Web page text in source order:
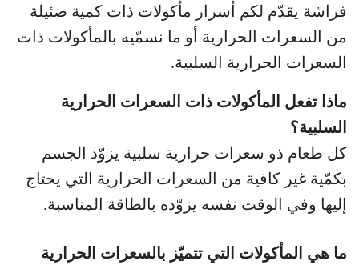
فراشة يقدّم لكم أسرار مأكولات ذات كمية ضئيلة
من السعرات الحرارية أو ما نسمّيه بالمأكولات ذات
السعرات الحرارية السلبية.
ماذا تفعل المأكولات ذات السعرات الحرارية
السلبية؟
كل طعام ذو سعرات حرارية سلبية يزوّد الجسم
بكمّية غير كافية من السعرات الحرارية التي يحتاج
إليها وفي الوقت نفسه يزوّده بالطاقة المناسبة.
ما هي المأكولات التي تتميّز بالسعرات الحرارية